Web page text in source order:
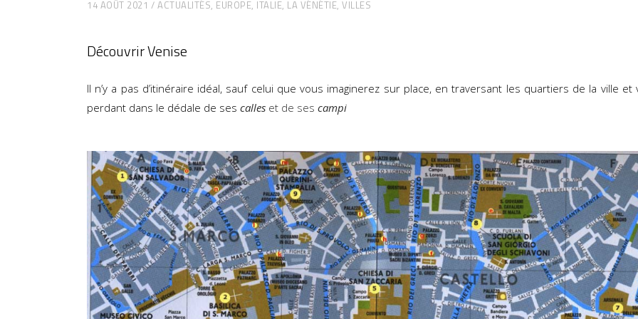
14 AOÛT 2021 ACTUALITÉS, EUROPE, ITALIE, LA VÉNÉTIE, VILLES
Découvrir Venise
Il n’y a pas d’itinéraire idéal, sauf celui que vous imaginerez sur place, en traversant les quartiers de la ville et
perdant dans le dédale de ses calles et de ses campi